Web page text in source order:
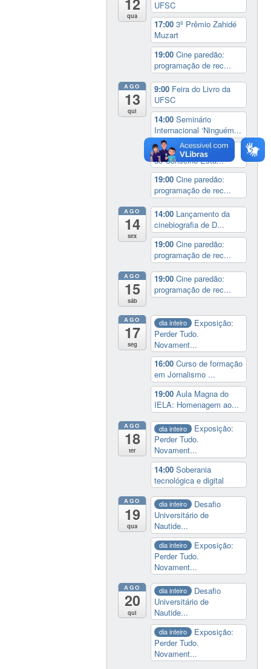
12
qua
UFSC
17:003º Prêmio Zahidé
Muzart
19:00Cine paredão:
programação de rec...
AGO
13
qui
9:00 Feira do Livro da
UFSC
14:00Seminário
Internacional ‘Ninguém...
14:30 Sessão Especial
do Conselho Esta...
19:00Cine paredão:
programação de rec...
AGO
14
sex
14:00 Lançamento da
cinebiografia de D...
19:00Cine paredão:
programação de rec...
AGO
15
sáb
19:00Cine paredão:
programação de rec...
AGO
17
seg
dia inteiro
Exposição:
Perder Tudo.
Novament...
16:00Curso de formação
em Jornalismo ...
19:00Aula Magna do
IELA: Homenagem ao...
AGO
18
ter
dia inteiro
Exposição:
Perder Tudo.
Novament...
14:00Soberania
tecnológica e digital
AGO
19
qua
dia inteiro
Desafio
Universitário de
Nautide...
dia inteiro
Exposição:
Perder Tudo.
Novament...
AGO
20
qui
dia inteiro
Desafio
Universitário de
Nautide...
dia inteiro
Exposição:
Perder Tudo.
Novament...